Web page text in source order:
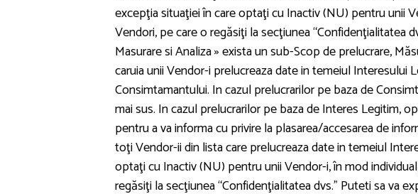
excepţia situaţiei în care optaţi cu Inactiv (NU) pentru unii
Vendori, pe care o regăsiţi la secţiunea “Confidenţialitatea
Masurare si Analiza » exista un sub-Scop de prelucrare,
caruia unii Vendor-i prelucreaza date in temeiul Interesului
Consimtamantului. In cazul prelucrarilor pe baza de
mai sus. In cazul prelucrarilor pe baza de Interes Legitim,
pentru a va informa cu privire la plasarea/accesarea de
toţi Vendor-ii din lista care prelucreaza date in temeiul
optaţi cu Inactiv (NU) pentru unii Vendor-i, în mod
regăsiţi la secţiunea “Confidenţialitatea dvs.” Puteti sa va